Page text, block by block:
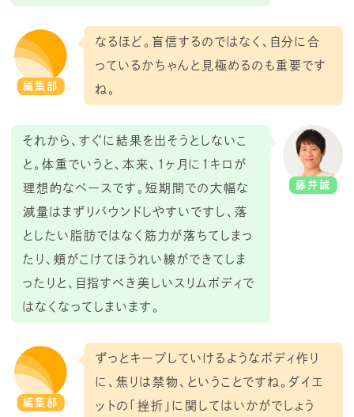
編集部
なるほど。盲信するのではなく、自分に合
っているかちゃんと見極めるのも重要です
ね。
それから、すぐに結果を出そうとしないこ
と。体重でいうと、本来、1ヶ月に1キロが
理想的なペースです。短期間での大幅な
減量はまずリバウンドしやすいですし、落
としたい脂肪ではなく筋力が落ちてしまっ
たり、頰がこけてほうれい線ができてしま
ったりと、目指すべき美しいスリムボディで
はなくなってしまいます。
藤井誠
編集部
ずっとキープしていけるようなボディ作り
に、焦りは禁物、ということですね。ダイエ
ットの「挫折」に関してはいかがでしょう